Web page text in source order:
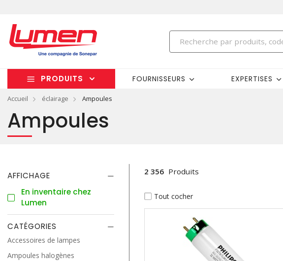
PRODUITS FOURNISSEURS EXPERTISES
Accueil éclairage Ampoules
Ampoules
AFFICHAGE
En inventaire chez
Lumen
CATÉGORIES
Accessoires de lampes
Ampoules halogènes
2 356 Produits
Tout cocher